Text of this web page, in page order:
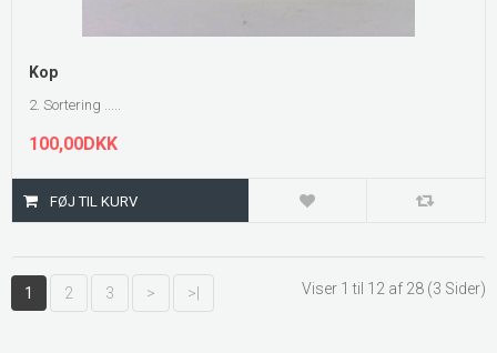
Kop
2. Sortering .....
100,00DKK
1 2 3 > >| Viser 1 til 12 af 28 (3 Sider)